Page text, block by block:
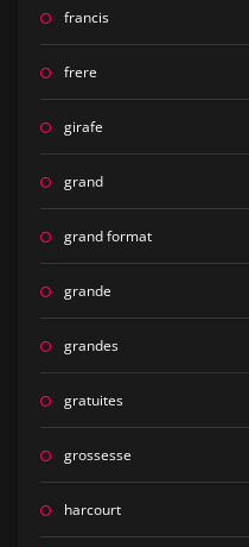
francis
frere
girafe
grand
grand format
grande
grandes
gratuites
grossesse
harcourt